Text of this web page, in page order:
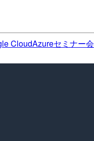
CloudAzureセミナー